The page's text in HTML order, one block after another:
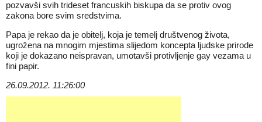
pozvavši svih trideset francuskih biskupa da se protiv ovog
zakona bore svim sredstvima.
Papa je rekao da je obitelj, koja je temelj društvenog života,
ugrožena na mnogim mjestima slijedom koncepta ljudske prirode
koji je dokazano neispravan, umotavši protivljenje gay vezama u
fini papir.
26.09.2012. 11:26:00